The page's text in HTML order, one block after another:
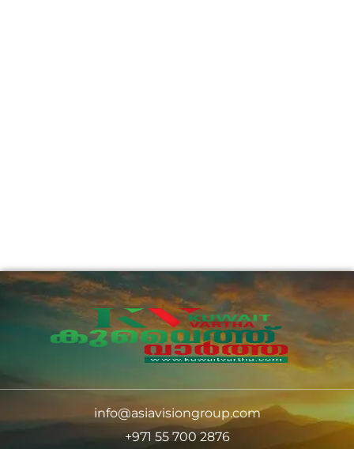
info@asiavisiongroup.com
+971 55 700 2876